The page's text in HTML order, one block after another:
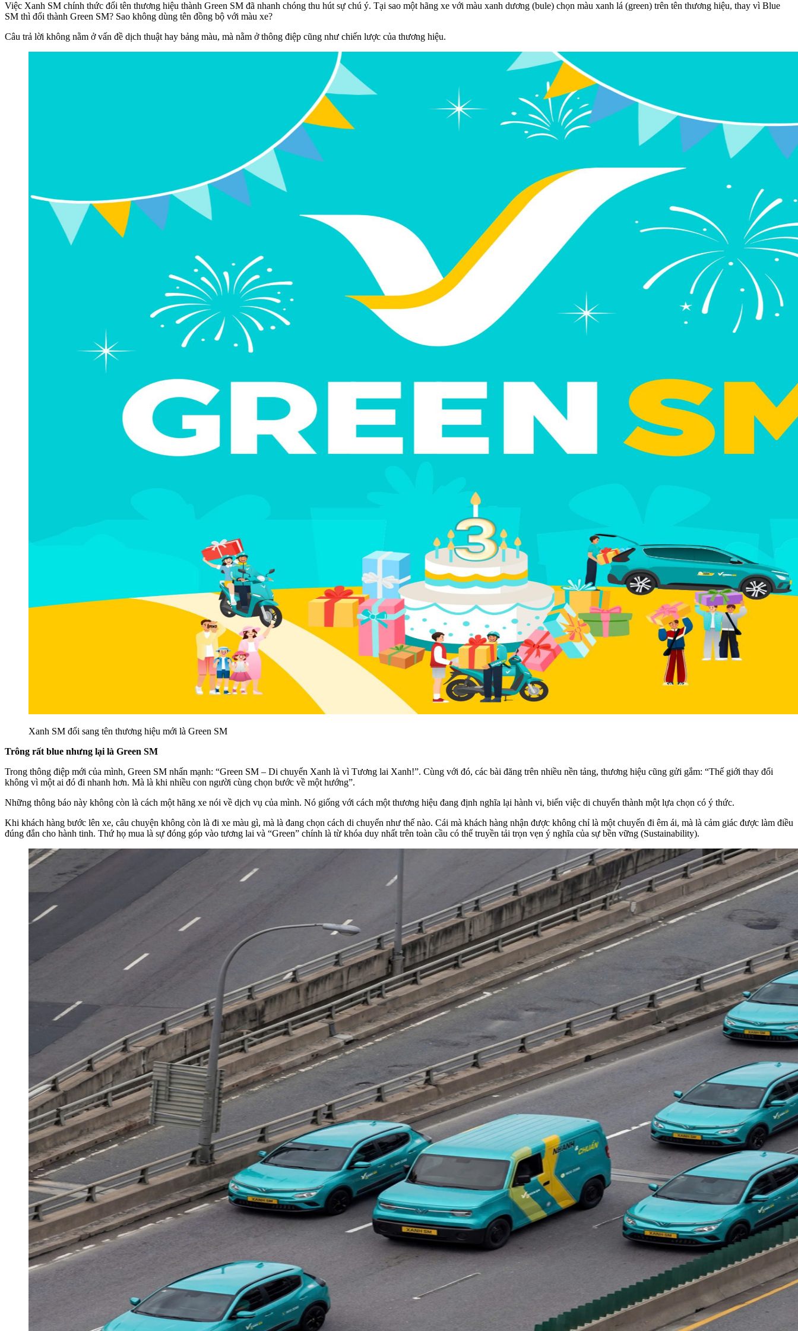
Việc Xanh SM chính thức đổi tên thương hiệu thành Green SM đã nhanh chóng thu hút sự chú ý. Tại sao một hãng xe với màu xanh dương (bule) chọn màu xanh lá (green) trên tên thương hiệu, thay vì Blue
SM thì đổi thành Green SM? Sao không dùng tên đồng bộ với màu xe?
Câu trả lời không nằm ở vấn đề dịch thuật hay bảng màu, mà nằm ở thông điệp cũng như chiến lược của thương hiệu.
Xanh SM đổi sang tên thương hiệu mới là Green SM
Trông rất blue nhưng lại là Green SM
Trong thông điệp mới của mình, Green SM nhấn mạnh: “Green SM – Di chuyển Xanh là vì Tương lai Xanh!”. Cùng với đó, các bài đăng trên nhiều nền tảng, thương hiệu cũng gửi gắm: “Thế giới thay đổi
không vì một ai đó đi nhanh hơn. Mà là khi nhiều con người cùng chọn bước về một hướng”.
Những thông báo này không còn là cách một hãng xe nói về dịch vụ của mình. Nó giống với cách một thương hiệu đang định nghĩa lại hành vi, biến việc di chuyển thành một lựa chọn có ý thức.
Khi khách hàng bước lên xe, câu chuyện không còn là đi xe màu gì, mà là đang chọn cách di chuyển như thế nào. Cái mà khách hàng nhận được không chỉ là một chuyến đi êm ái, mà là cảm giác được làm điều
đúng đắn cho hành tinh. Thứ họ mua là sự đóng góp vào tương lai và “Green” chính là từ khóa duy nhất trên toàn cầu có thể truyền tải trọn vẹn ý nghĩa của sự bền vững (Sustainability).